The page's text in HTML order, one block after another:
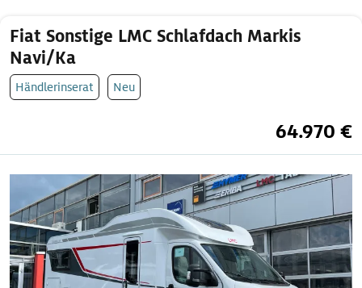
Fiat Sonstige LMC Schlafdach Markis
Navi/Ka
Händlerinserat Neu
64.970 €